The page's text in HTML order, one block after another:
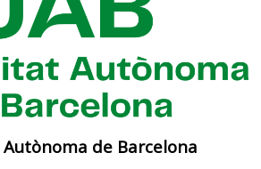
de Barcelona